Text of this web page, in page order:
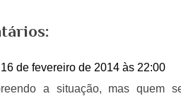
16 de fevereiro de 2014 às 22:00
a situação, mas quem